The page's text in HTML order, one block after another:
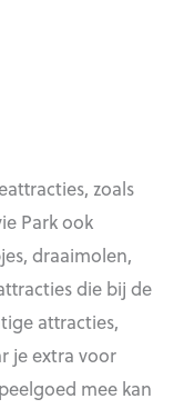
zoals
Park ook
draaimolen,
die bij de
attracties,
je extra voor
mee kan